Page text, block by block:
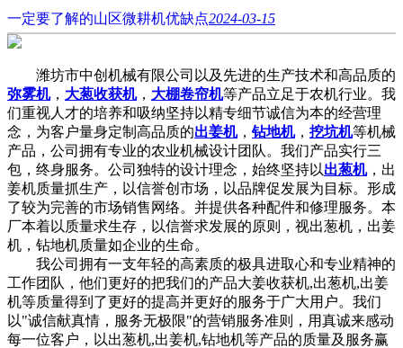
一定要了解的山区微耕机优缺点2024-03-15
潍坊市中创机械有限公司以及先进的生产技术和高品质的
弥雾机， 大葱收获机， 大棚卷帘机等产品立足于农机行业。我
们重视人才的培养和吸纳坚持以精专细节诚信为本的经营理
念，为客户量身定制高品质的出姜机，钻地机， 挖坑机等机械
产品，公司拥有专业的农业机械设计团队。我们产品实行三
包，终身服务。公司独特的设计理念，始终坚持以出葱机，出
姜机质量抓生产，以信誉创市场，以品牌促发展为目标。形成
了较为完善的市场销售网络。并提供各种配件和修理服务。本
厂本着以质量求生存，以信誉求发展的原则，视出葱机，出姜
机，钻地机质量如企业的生命。
我公司拥有一支年轻的高素质的极具进取心和专业精神的
工作团队，他们更好的把我们的产品大姜收获机,出葱机,出姜
机等质量得到了更好的提高并更好的服务于广大用户。我们
以"诚信献真情，服务无极限"的营销服务准则，用真诚来感动
每一位客户，以出葱机,出姜机,钻地机等产品的质量及服务赢